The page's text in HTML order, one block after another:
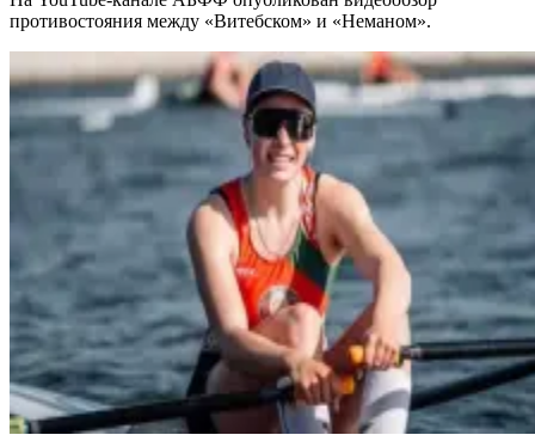
противостояния между «Витебском» и «Неманом».